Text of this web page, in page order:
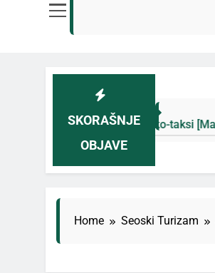
SKORAŠNJE
OBJAVE
i novih eko-taksi [Mapa]
Home Seoski Turizam